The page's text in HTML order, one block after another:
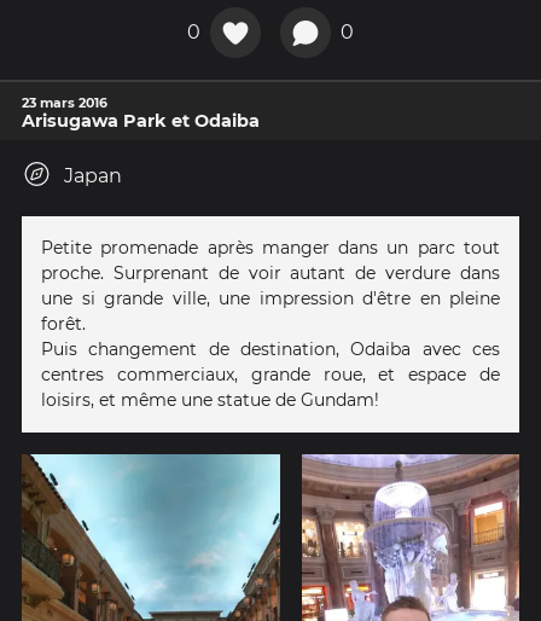
0 0
23 mars 2016
Arisugawa Park et Odaiba
Japan
Petite promenade après manger dans un parc tout
proche. Surprenant de voir autant de verdure dans
une si grande ville, une impression d'être en pleine
forêt.
Puis changement de destination, Odaiba avec ces
centres commerciaux, grande roue, et espace de
loisirs, et même une statue de Gundam!